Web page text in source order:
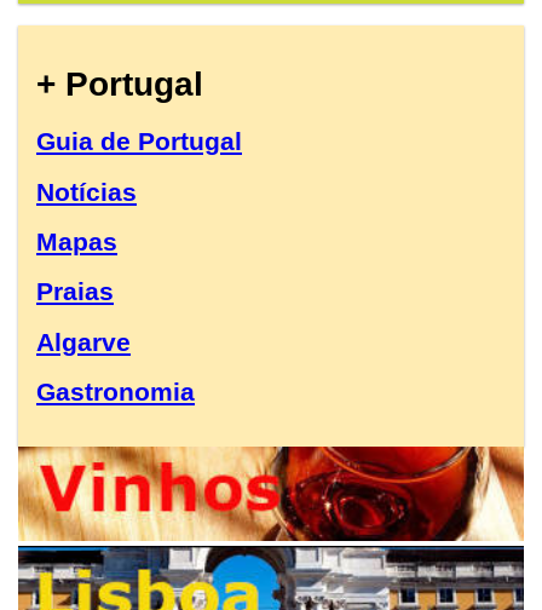
+ Portugal
Guia de Portugal
Notícias
Mapas
Praias
Algarve
Gastronomia